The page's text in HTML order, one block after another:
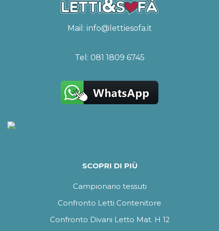
Mail: info@lettiesofa.it
Tel: 081 1809 6745
SCOPRI DI PIÙ
Campionario tessuti
Confronto Letti Contenitore
Confronto Divani Letto Mat. H 12